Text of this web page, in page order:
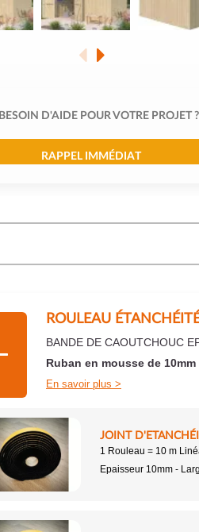
BESOIN D'AIDE POUR VOTRE PROJET ?
RAPPEL IMMÉDIAT
ROULEAU
BANDE DE CAOUTCHOUC
Ruban en mousse de 10mm
En savoir plus
JOINT
1 Rouleau = 10 m
Epaisseur 10mm -